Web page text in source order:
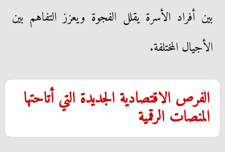
بين أفراد الأسرة يقلل الفجوة ويعزز التفاهم بين
الأجيال المختلفة.
الفرص الاقتصادية الجديدة التي أتاحتها
المنصات الرقمية